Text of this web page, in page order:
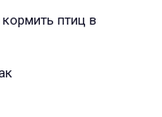
птиц в